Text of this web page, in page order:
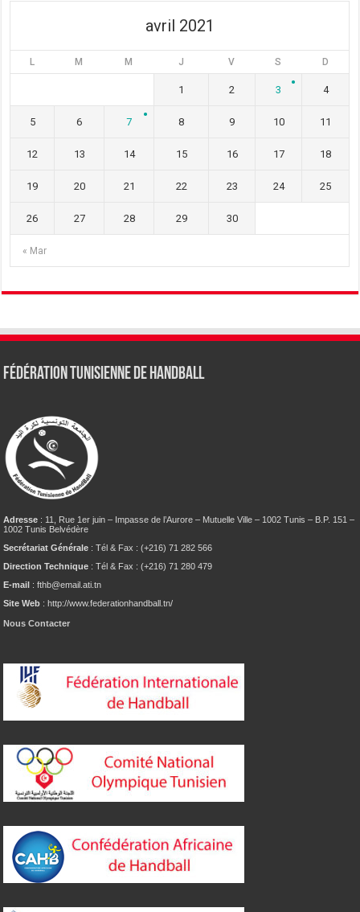
avril 2021
L M M J V S D
« Mar
1 2 3 4
5 6 7 8 9 10 11
12 13 14 15 16 17 18
19 20 21 22 23 24 25
26 27 28 29 30
Fédération tunisienne de Handball
Adresse : 11, Rue 1er juin – Impasse de l’Aurore – Mutuelle Ville – 1002 Tunis – B.P. 151 –
1002 Tunis Belvédère
Secrétariat Générale : Tél & Fax : (+216) 71 282 566
Direction Technique : Tél & Fax : (+216) 71 280 479
E-mail : fthb@email.ati.tn
Site Web : http://www.federationhandball.tn/
Nous Contacter